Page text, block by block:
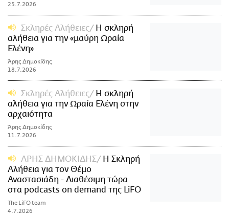
25.7.2026
Σκληρές Αλήθειες
Η σκληρή
αλήθεια για την «μαύρη Ωραία
Ελένη»
Άρης Δημοκίδης
18.7.2026
Σκληρές Αλήθειες
Η σκληρή
αλήθεια για την Ωραία Ελένη στην
αρχαιότητα
Άρης Δημοκίδης
11.7.2026
ΑΡΗΣ ΔΗΜΟΚΙΔΗΣ
Η Σκληρή
Αλήθεια για τον Θέμο
Αναστασιάδη - Διαθέσιμη τώρα
στα podcasts on demand της LiFO
The LiFO team
4.7.2026